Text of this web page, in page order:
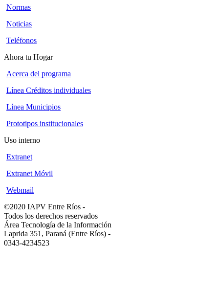
Normas
Noticias
Teléfonos
Ahora tu Hogar
Acerca del programa
Línea Créditos individuales
Línea Municipios
Prototipos institucionales
Uso interno
Extranet
Extranet Móvil
Webmail
©2020 IAPV Entre Ríos -
Todos los derechos reservados
Área Tecnología de la Información
Laprida 351, Paraná (Entre Ríos) -
0343-4234523